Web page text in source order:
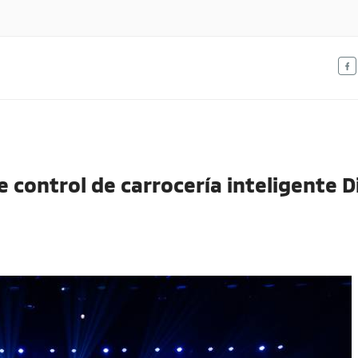
control de carrocería inteligente